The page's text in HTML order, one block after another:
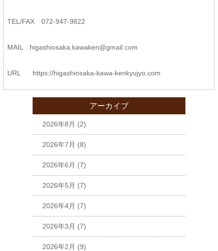
TEL/FAX 072-947-9822
MAIL higashiosaka.kawaken@gmail.com
URL https://higashiosaka-kawa-kenkyujyo.com
アーカイブ
2026年8月 (2)
2026年7月 (8)
2026年6月 (7)
2026年5月 (7)
2026年4月 (7)
2026年3月 (7)
2026年2月 (9)